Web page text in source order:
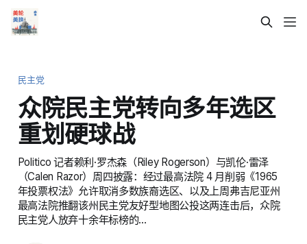
民主党
众院民主党转向多年选区
重划硬球战
Politico 记者赖利·罗杰森（Riley Rogerson）与凯伦·雷泽
（Calen Razor）周四披露：经过最高法院 4 月削弱《1965
年投票权法》允许取消多数族裔选区、以及上周弗吉尼亚州
最高法院推翻该州民主党友好型地图公投这两连击后，众院
民主党人放弃十余年标榜的…